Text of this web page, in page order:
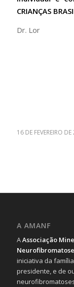
CRIANÇAS
Dr. Lor
16 DE FEVEREIRO
A AMANF
AAssociação
iniciativa da
presidente, e de